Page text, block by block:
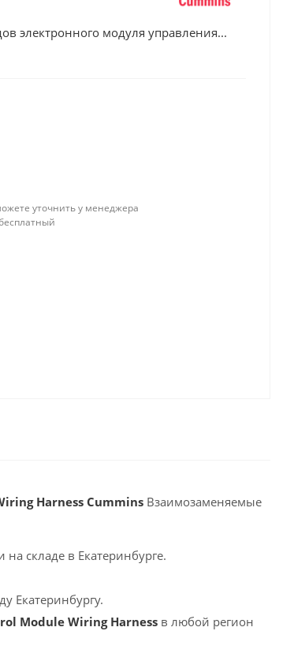
электронного модуля управления...
уточнить у менеджера
Harness Cummins Взаимозаменяемые
складе в Екатеринбурге.
Екатеринбургу.
Module Wiring Harness в любой регион